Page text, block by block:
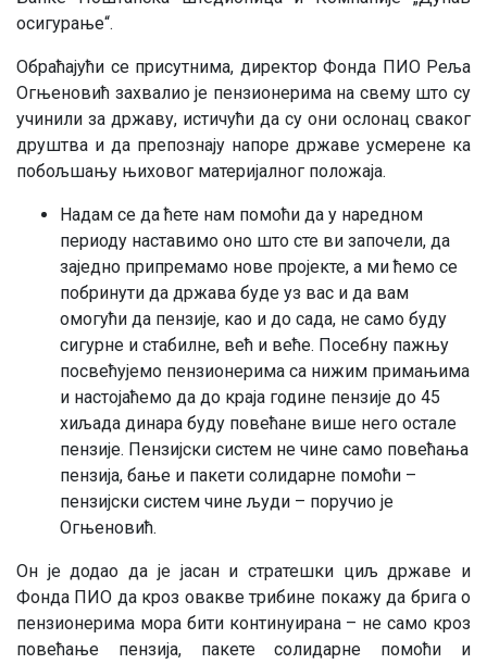
осигурање“.
Обраћајући се присутнима, директор Фонда ПИО Реља
Огњеновић захвалио је пензионерима на свему што су
учинили за државу, истичући да су они ослонац сваког
друштва и да препознају напоре државе усмерене ка
побољшању њиховог материјалног положаја.
Надам се да ћете нам помоћи да у наредном
периоду наставимо оно што сте ви започели, да
заједно припремамо нове пројекте, а ми ћемо се
побринути да држава буде уз вас и да вам
омогући да пензије, као и до сада, не само буду
сигурне и стабилне, већ и веће. Посебну пажњу
посвећујемо пензионерима са нижим примањима
и настојаћемо да до краја године пензије до 45
хиљада динара буду повећане више него остале
пензије. Пензијски систем не чине само повећања
пензија, бање и пакети солидарне помоћи –
пензијски систем чине људи – поручио је
Огњеновић.
Он је додао да је јасан и стратешки циљ државе и
Фонда ПИО да кроз овакве трибине покажу да брига о
пензионерима мора бити континуирана – не само кроз
повећање пензија, пакете солидарне помоћи и